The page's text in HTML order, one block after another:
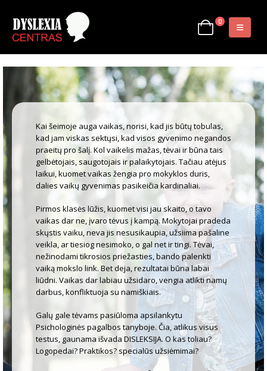
0
Kai šeimoje auga vaikas, norisi, kad jis būtų tobulas,
kad jam viskas sektųsi, kad visos gyvenimo negandos
praeitų pro šalį. Kol vaikelis mažas, tėvai ir būna tais
gelbėtojais, saugotojais ir palaikytojais. Tačiau atėjus
laikui, kuomet vaikas žengia pro mokyklos duris,
dalies vaikų gyvenimas pasikeičia kardinaliai.
Pirmos klasės lūžis, kuomet visi jau skaito, o tavo
vaikas dar ne, įvaro tėvus į kampą. Mokytojai pradeda
skųstis vaiku, neva jis nesusikaupia, užsiima pašaline
veikla, ar tiesiog nesimoko, o gal net ir tingi. Tėvai,
nežinodami tikrosios priežasties, bando palenkti
vaiką mokslo link. Bet deja, rezultatai būna labai
liūdni. Vaikas dar labiau užsidaro, vengia atlikti namų
darbus, konfliktuoja su namiškiais.
Galų gale tėvams pasiūloma apsilankytu
Psichologinės pagalbos tanyboje. Čia, atlikus visus
testus, gaunama išvada DISLEKSIJA. O kas toliau?
Logopedai? Praktikos? specialūs užsiėmimai?